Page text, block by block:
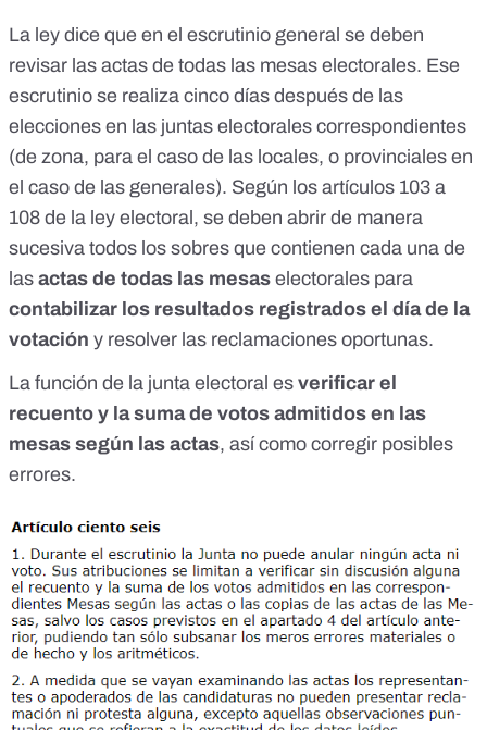
La ley dice que en el escrutinio general se deben
revisar las actas de todas las mesas electorales. Ese
escrutinio se realiza cinco días después de las
elecciones en las juntas electorales correspondientes
(de zona, para el caso de las locales, o provinciales en
el caso de las generales). Según los artículos 103 a
108 de la ley electoral , se deben abrir de manera
sucesiva todos los sobres que contienen cada una de
las actas de todas las mesas electorales para
contabilizar los resultados registrados el día de la
votación y resolver las reclamaciones oportunas.
La función de la junta electoral es verificar el
recuento y la suma de votos admitidos en las
mesas según las actas, así como corregir posibles
errores.